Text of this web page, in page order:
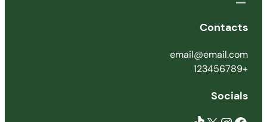
Contacts
email@email.com
+123456789
Socials